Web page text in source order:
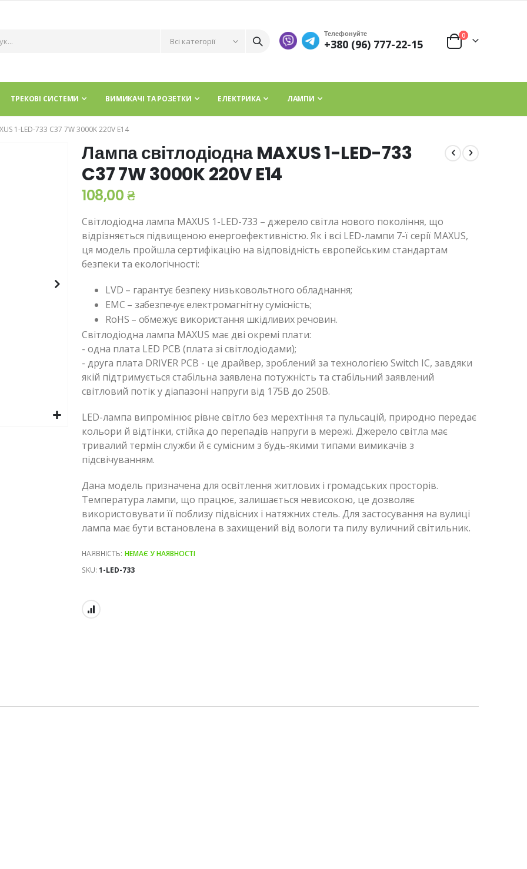
Телефонуйте
+380 (96) 777-22-15 Cart
0елементи
ТРЕКОВІ СИСТЕМИ ВИМИКАЧІ ТА РОЗЕТКИ ЕЛЕКТРИКА ЛАМПИ
1-LED-733 C37 7W 3000K 220V E14
Лампа світлодіодна MAXUS 1-LED-733
C37 7W 3000K 220V E14
108,00 ₴
Світлодіодна лампа MAXUS 1-LED-733 – джерело світла нового покоління, що
відрізняється підвищеною енергоефективністю. Як і всі LED-лампи 7-ї серії MAXUS,
ця модель пройшла сертифікацію на відповідність європейським стандартам
безпеки та екологічності:
LVD – гарантує безпеку низьковольтного обладнання;
EMC – забезпечує електромагнітну сумісність;
RoHS – обмежує використання шкідливих речовин.
Світлодіодна лампа MAXUS має дві окремі плати:
- одна плата LED PCB (плата зі світлодіодами);
- друга плата DRIVER PCB - це драйвер, зроблений за технологією Switch IC, завдяки
якій підтримується стабільна заявлена потужність та стабільний заявлений
світловий потік у діапазоні напруги від 175В до 250В.
LED-лампа випромінює рівне світло без мерехтіння та пульсацій, природно передає
кольори й відтінки, стійка до перепадів напруги в мережі. Джерело світла має
тривалий термін служби й є сумісним з будь-якими типами вимикачів з
підсвічуванням.
Дана модель призначена для освітлення житлових і громадських просторів.
Температура лампи, що працює, залишається невисокою, це дозволяє
використовувати її поблизу підвісних і натяжних стель. Для застосування на вулиці
лампа має бути встановлена в захищений від вологи та пилу вуличний світильник.
НАЯВНІСТЬ: НЕМАЄ У НАЯВНОСТІ
SKU 1-LED-733